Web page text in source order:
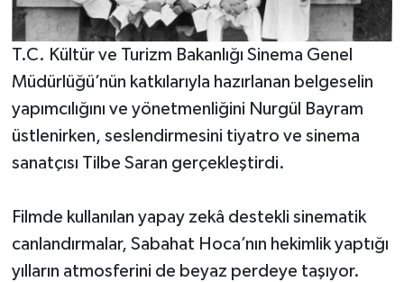
T.C. Kültür ve Turizm Bakanlığı Sinema Genel
Müdürlüğü’nün katkılarıyla hazırlanan belgeselin
yapımcılığını ve yönetmenliğini Nurgül Bayram
üstlenirken, seslendirmesini tiyatro ve sinema
sanatçısı Tilbe Saran gerçekleştirdi.
Filmde kullanılan yapay zekâ destekli sinematik
canlandırmalar, Sabahat Hoca’nın hekimlik yaptığı
yılların atmosferini de beyaz perdeye taşıyor.